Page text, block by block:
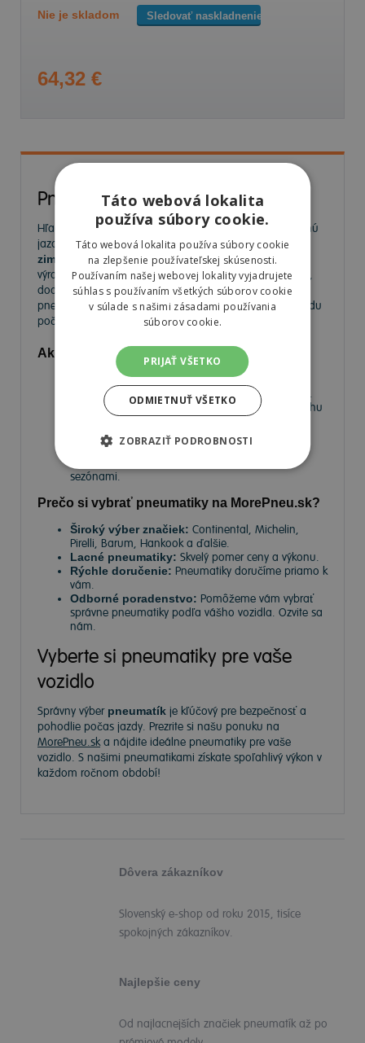
Nie je skladom Sledovať naskladnenie
64,32 €
Pneumatiky
Hľadáte kvalitnépneumatikypre bezpečnú a komfortnú
jazdu? NaMorePneu.sknájdete široký výber letných,
zimných a celoročných pneumatíkod popredných
výrobcov. Ponúkame pneumatiky pre osobné autá, SUV,
dodávky aj úžitkové vozidlá. Vyberte si spoľahlivé
pneumatiky za výhodné ceny a užívajte si bezpečnú jazdu
počas celého roka.
Aké pneumatiky nájdete v našej ponuke?
Letné pneumatiky– Ideálne na horúce mesiace,
poskytujú výbornú priľnavosť a nízky valivý odpor.
Zimné pneumatiky– Navrhnuté pre jazdu na snehu
priľnavosťou.
Celoročné pneumatiky – Univerzálne riešenie pre
vodičov, ktorí nechcú meniť pneumatiky medzi
sezónami.
Prečo si vybrať pneumatiky na MorePneu.sk?
Široký výber značiek: Continental, Michelin,
Pirelli, Barum, Hankook a ďalšie.
Lacné pneumatiky: Skvelý pomer ceny a výkonu.
Rýchle doručenie: Pneumatiky doručíme priamo k
vám.
Odborné poradenstvo: Pomôžeme vám vybrať
správne pneumatiky podľa vášho vozidla. Ozvite sa
nám.
Vyberte si pneumatiky pre vaše
vozidlo
Správny výber pneumatík je kľúčový pre bezpečnosť a
pohodlie počas jazdy. Prezrite si našu ponuku na
MorePneu.ska nájdite ideálne pneumatiky pre vaše
vozidlo. S našimi pneumatikami získate spoľahlivý výkon v
každom ročnom období!
Dôvera zákazníkov
Slovenský e-shop od roku 2015, tisíce
spokojných zákazníkov.
Najlepšie ceny
Od najlacnejších značiek pneumatík až po
Táto webová lokalita
používa súbory cookie.
Táto webová lokalita používa súbory cookie
na zlepšenie používateľskej skúsenosti.
Používaním našej webovej lokality vyjadrujete
súhlas s používaním všetkých súborov cookie
v súlade s našimi zásadami používania
súborov cookie.
PRIJAŤ VŠETKO
ODMIETNUŤ VŠETKO
ZOBRAZIŤ PODROBNOSTI